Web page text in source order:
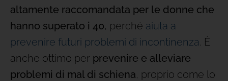
altamente raccomandata per le donne che
hanno superato i 40, perché aiuta a
prevenire futuri problemi di incontinenza. È
anche ottimo per prevenire e alleviare
problemi di mal di schiena, proprio come lo